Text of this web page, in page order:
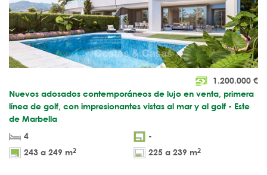
1.200.000 €
Nuevos adosados contemporáneos de lujo en venta, primera
línea de golf, con impresionantes vistas al mar y al golf - Este
de Marbella
4
-
243 a 249 m2 225 a 239 m2